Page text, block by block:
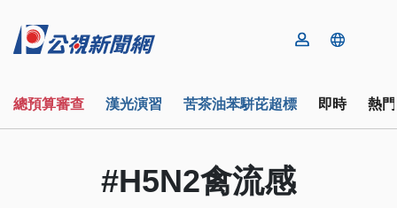
總預算審查 漢光演習 苦茶油苯駢芘超標 即時 熱
#H5N2禽流感